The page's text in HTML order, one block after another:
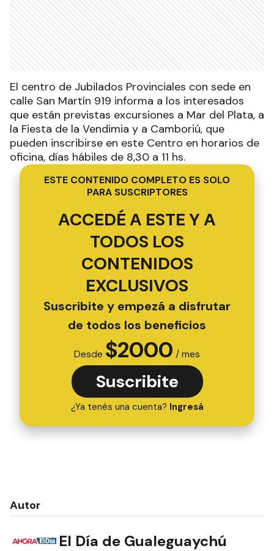
El centro de Jubilados Provinciales con sede en
calle San Martín 919 informa a los interesados
que están previstas excursiones a Mar del Plata, a
la Fiesta de la Vendimia y a Camboriú, que
pueden inscribirse en este Centro en horarios de
oficina, días hábiles de 8,30 a 11 hs.
ESTE CONTENIDO COMPLETO ES SOLO
PARA SUSCRIPTORES
ACCEDÉ A ESTE Y A
TODOS LOS
CONTENIDOS
EXCLUSIVOS
Suscribite y empezá a disfrutar
de todos los beneficios
Desde $2000 / mes
Suscribite
¿Ya tenés una cuenta? Ingresá
Autor
El Día de Gualeguaychú